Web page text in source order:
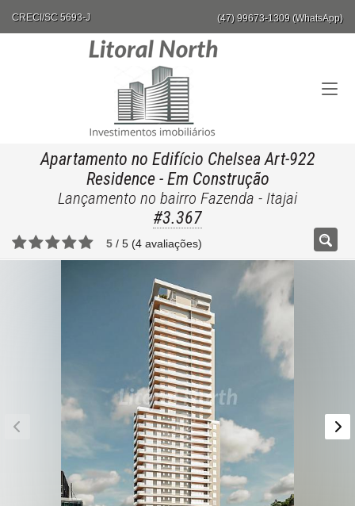
CRECI/SC 5693-J (47) 99673-1309 (WhatsApp)
Apartamento no Edifício Chelsea Art-922
Residence- Em Construção
Lançamento no bairro Fazenda - Itajai
#3.367
5 / 5 (4 avaliações)